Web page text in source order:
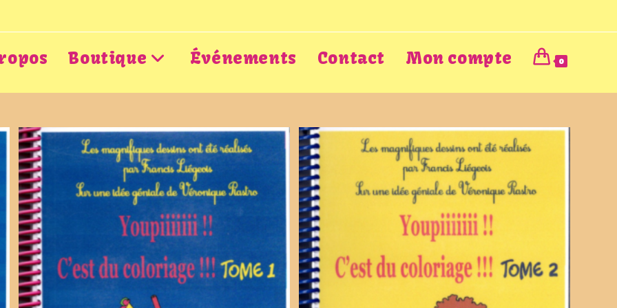
Boutique Événements Contact Mon compte 0